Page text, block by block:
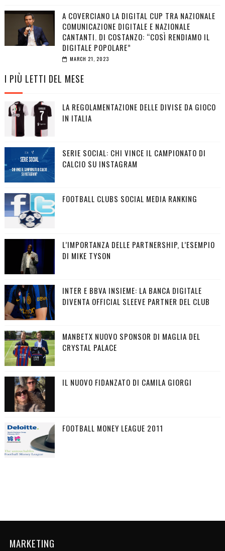
A COVERCIANO LA DIGITAL CUP TRA NAZIONALE
COMUNICAZIONE DIGITALE E NAZIONALE
CANTANTI. DI COSTANZO: “COSÌ RENDIAMO IL
DIGITALE POPOLARE”
MARCH 21, 2023
I PIÙ LETTI DEL MESE
LA REGOLAMENTAZIONE DELLE DIVISE DA GIOCO
IN ITALIA
SERIE SOCIAL: CHI VINCE IL CAMPIONATO DI
CALCIO SU INSTAGRAM
FOOTBALL CLUBS SOCIAL MEDIA RANKING
L’IMPORTANZA DELLE PARTNERSHIP, L’ESEMPIO
DI MIKE TYSON
INTER E BBVA INSIEME: LA BANCA DIGITALE
DIVENTA OFFICIAL SLEEVE PARTNER DEL CLUB
MANBETX NUOVO SPONSOR DI MAGLIA DEL
CRYSTAL PALACE
IL NUOVO FIDANZATO DI CAMILA GIORGI
FOOTBALL MONEY LEAGUE 2011
MARKETING